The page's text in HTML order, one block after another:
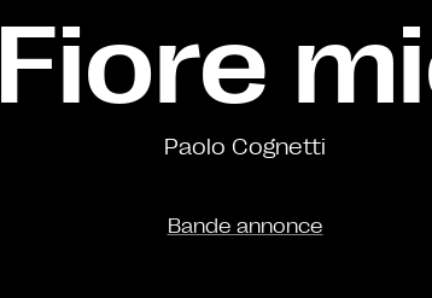
Fiore
Paolo Cognetti
Bande annonce